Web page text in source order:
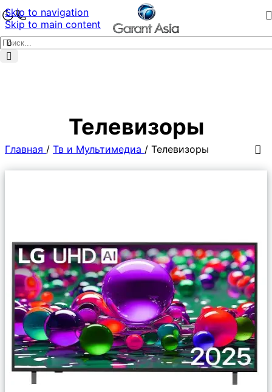
Skip to navigation
Skip to main content
Телевизоры
Главная / Тв и Мультимедиа / Телевизоры